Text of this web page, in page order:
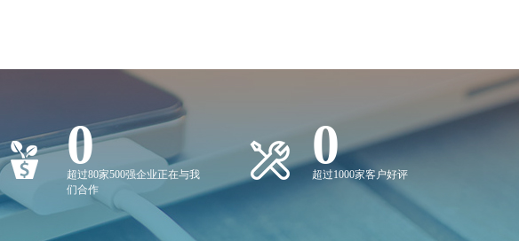
0
超过80家500强企业正在与我
们合作
0
超过1000家客户好评